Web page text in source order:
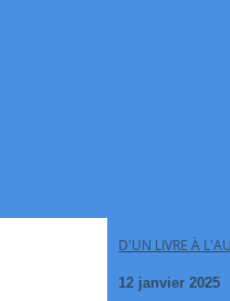
D'UN LIVRE À
12 janvier 2025